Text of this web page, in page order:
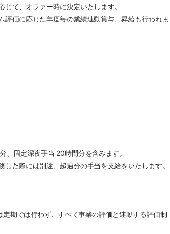
て、オファー時に決定いたします。
評価に応じた年度毎の業績連動賞与、昇給も行われま
、固定深夜手当 20時間分を含みます。
した際には別途、超過分の手当を支給をいたします。
期では行わず、すべて事業の評価と連動する評価制